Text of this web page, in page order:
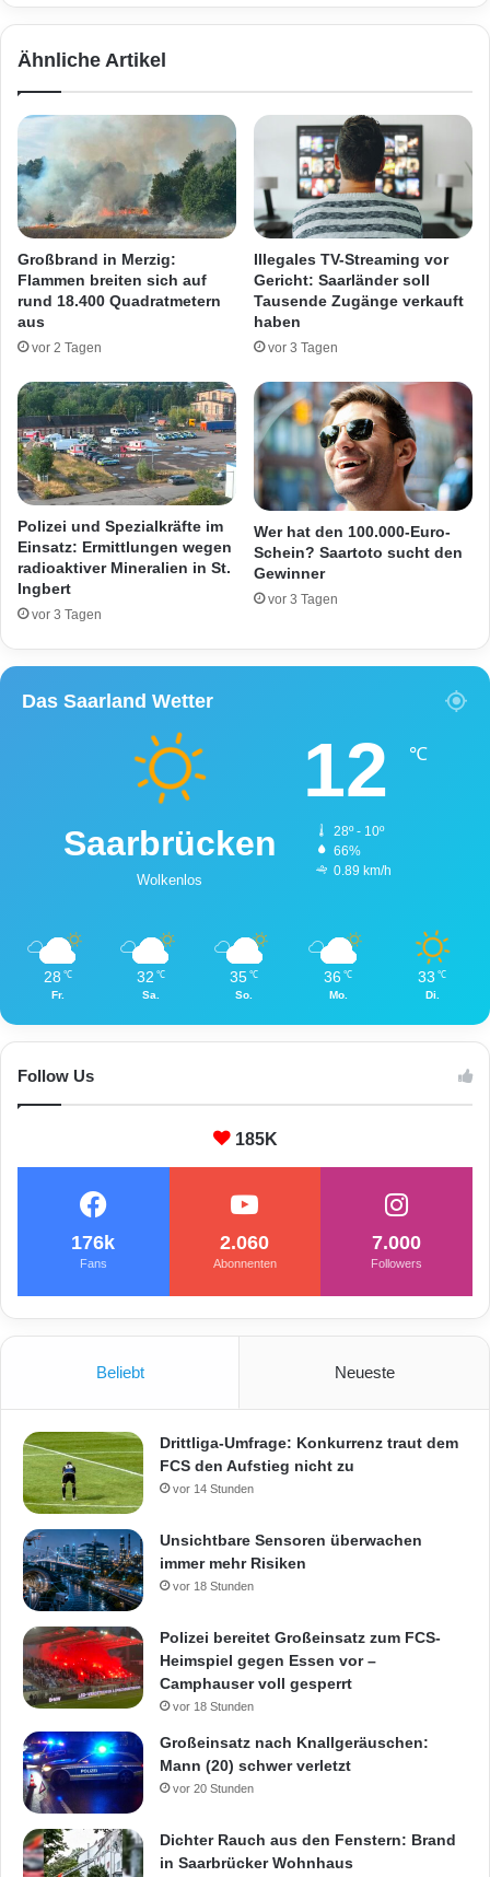
t
h
i
m
m
r
i
s
t
a
l
s
e
e
d
a
s
L
e
s
s
e
r
a
t
k
-
S
t
r
e
i
t
i
n
H
o
Ähnliche Artikel
Großbrand in Merzig:
Flammen breiten sich auf
rund 18.400 Quadratmetern
aus
vor 2 Tagen
Illegales TV-Streaming vor
Gericht: Saarländer soll
Tausende Zugänge verkauft
haben
vor 3 Tagen
Polizei und Spezialkräfte im
Einsatz: Ermittlungen wegen
radioaktiver Mineralien in St.
Ingbert
vor 3 Tagen
Wer hat den 100.000-Euro-
Schein? Saartoto sucht den
Gewinner
vor 3 Tagen
Das Saarland Wetter
Saarbrücken
Wolkenlos
12 ℃
28º - 10º
66%
0.89 km/h
28 ℃
Fr.
32 ℃
Sa.
35 ℃
So.
36 ℃
Mo.
33 ℃
Di.
Follow Us
185K
176k
Fans
2.060
Abonnenten
7.000
Followers
Beliebt Neueste
Drittliga-Umfrage: Konkurrenz traut dem
FCS den Aufstieg nicht zu
vor 14 Stunden
Unsichtbare Sensoren überwachen
immer mehr Risiken
vor 18 Stunden
Polizei bereitet Großeinsatz zum FCS-
Heimspiel gegen Essen vor –
Camphauser voll gesperrt
vor 18 Stunden
Großeinsatz nach Knallgeräuschen:
Mann (20) schwer verletzt
vor 20 Stunden
Dichter Rauch aus den Fenstern: Brand
in Saarbrücker Wohnhaus